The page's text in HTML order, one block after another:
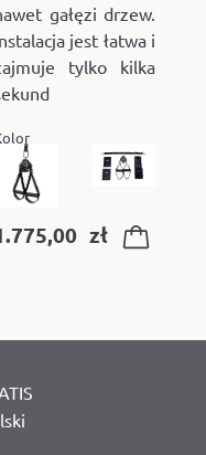
gałęzi drzew.
jest łatwa i
tylko kilka
zł